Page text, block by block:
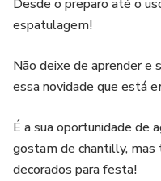
Desde o preparo até o
espatulagem!
Não deixe de aprender e
essa novidade que está
É a sua oportunidade de
gostam de chantilly,
decorados para festa!